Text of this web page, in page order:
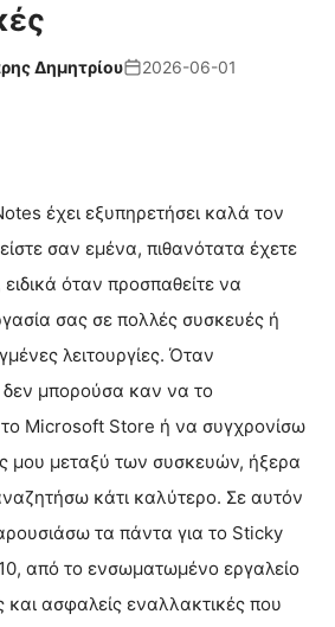
Δημητρίου
2026-06-01
έχει εξυπηρετήσει καλά τον
σαν εμένα, πιθανότατα έχετε
όταν προσπαθείτε να
σας σε πολλές συσκευές ή
λειτουργίες. Όταν
δεν μπορούσα καν να το
Microsoft Store ή να συγχρονίσω
μου μεταξύ των συσκευών, ήξερα
κάτι καλύτερο. Σε αυτόν
τα πάντα για το Sticky
από το ενσωματωμένο εργαλείο
και ασφαλείς εναλλακτικές που